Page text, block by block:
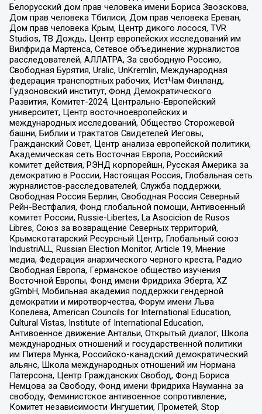
Белорусский дом прав человека имени Бориса Звозскова,
Дом прав человека Тбилиси, Дом прав человека Ереван,
Дом прав человека Крым, Центр дикого лосося, TVR
Studios, ТВ Дождь, Центр европейских исследований им
Вилфрида Мартенса, Сетевое объединение журналистов
расследователей, АЛЛАТРА, За свободную Россию,
Свободная Бурятия, Uralic, UnKremlin, Международная
федерация транспортных рабочих, ИстЧам Финланд,
Гудзоновский институт, Фонд Демократического
Развития, Комитет-2024, Центрально-Европейский
университет, Центр восточноевропейских и
международных исследований, Общество Сторожевой
башни, Библии и трактатов Свидетелей Иеговы,
Гражданский Совет, Центр анализа европейской политики,
Академическая сеть Восточная Европа, Российский
комитет действия, РЭНД корпорейшн, Русская Америка за
демократию в России, Настоящая Россия, Глобальная сеть
журналистов-расследователей, Служба поддержки,
Свободная Россия Берлин, Свободная Россия Северный
Рейн-Вестфалия, Фонд глобальной помощи, Антивоенный
комитет России, Russie-Libertes, La Asocicion de Rusos
Libres, Союз за возвращение Северных территорий,
Крымскотатарский Ресурсный Центр, Глобальный союз
IndustriALL, Russian Election Monitor, Article 19, Мнение
медиа, Федерация анархического черного креста, Радио
Свободная Европа, Германское общество изучения
Восточной Европы, Фонд имени Фридриха Эберта, XZ
gGmbH, Мобильная академия поддержки гендерной
демократии и миротворчества, Форум имени Льва
Копелева, American Councils for International Education,
Cultural Vistas, Institute of International Education,
Антивоенное движение Антальи, Открытый диалог, Школа
международных отношений и государственной политики
им Питера Мунка, Российско-канадский демократический
альянс, Школа международных отношений им Нормана
Патерсона, Центр Гражданских Свобод, Фонд Бориса
Немцова за Свободу, Фонд имени Фридриха Науманна за
свободу, Феминистское антивоенное сопротивление,
Комитет независимости Ингушетии, Прометей, Stop